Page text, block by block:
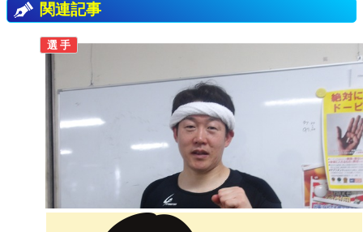
関連記事